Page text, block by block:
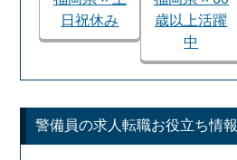
日祝休み
歳以上活躍
中
警備員の求人転職お役立ち情報